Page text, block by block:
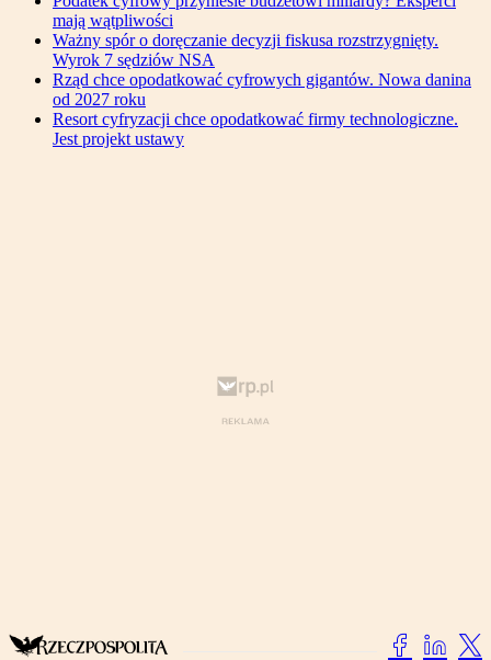
mają wątpliwości
Ważny spór o doręczanie decyzji fiskusa rozstrzygnięty.
Wyrok 7 sędziów NSA
Rząd chce opodatkować cyfrowych gigantów. Nowa danina
od 2027 roku
Resort cyfryzacji chce opodatkować firmy technologiczne.
Jest projekt ustawy